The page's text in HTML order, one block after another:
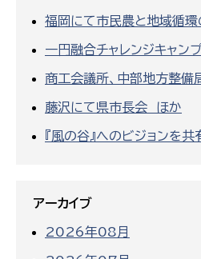
福岡にて市民農と地域循
一円融合チャレンジキャン
商工会議所、中部地方整
藤沢にて県市長会 ほか
『風の谷』へのビジョンを
アーカイブ
2026年08月